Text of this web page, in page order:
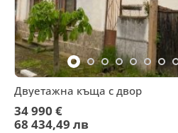
Двуетажна къща с двор
34 990 €
68 434,49 лв